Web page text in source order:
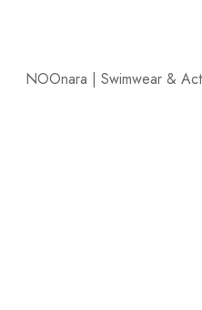
NOOnara | Swimwear &